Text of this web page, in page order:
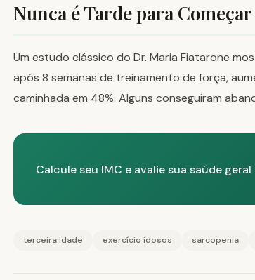
Nunca é Tarde para Começar
Um estudo clássico do Dr. Maria Fiatarone
após 8 semanas de treinamento de força,
caminhada em 48%. Alguns conseguiram
Calcule seu IMC e avalie sua saúde geral
terceira idade exercício idosos sarcopenia